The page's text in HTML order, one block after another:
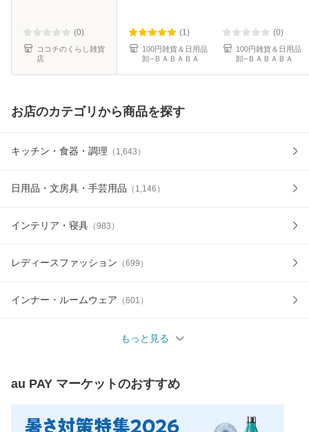
tosca 5段 ホワイト
(0)
ココチのくらし雑貨
店
(1)
100円雑貨＆日用品
卸−ＢＡＢＡＢＡ
(0)
100円雑貨＆日用品
卸−ＢＡＢＡＢＡ
お店のカテゴリから商品を探す
キッチン・食器・調理 （ 1,643 ）
日用品・文房具・手芸用品 （ 1,146 ）
インテリア・寝具 （983 ）
レディースファッション （699 ）
インナー・ルームウェア （601 ）
もっと見る
au PAY マーケットのおすすめ